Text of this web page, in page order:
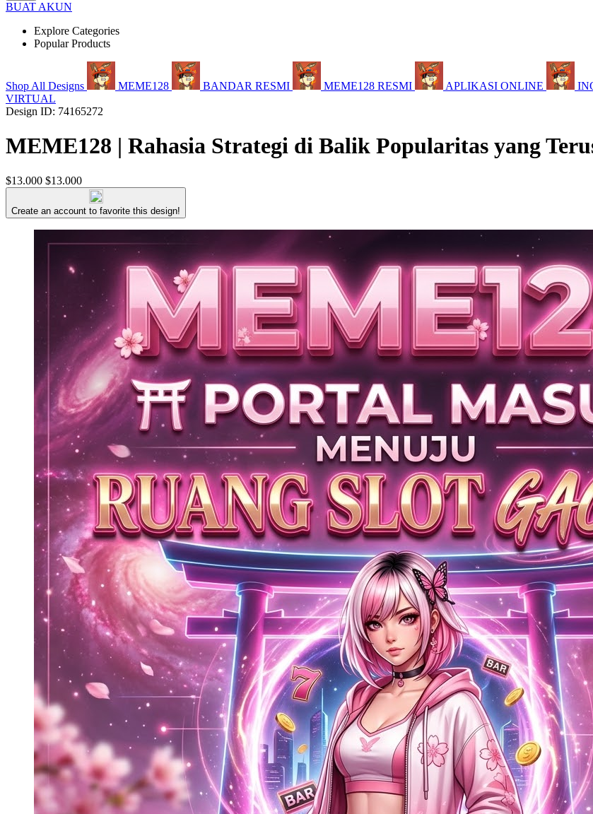
BUAT AKUN
Explore Categories
Popular Products
Shop All Designs MEME128 BANDAR RESMI MEME128 RESMI APLIKASI ONLINE
VIRTUAL
Design ID: 74165272
MEME128 | Rahasia Strategi di Balik Popularitas yang
$13.000 $13.000
Create an account to favorite this design!